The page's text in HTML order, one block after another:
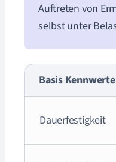
Auftreten von
selbst unter
Basis
Dauerfestigkeit